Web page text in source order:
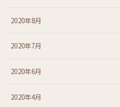
2020年8月
2020年7月
2020年6月
2020年4月